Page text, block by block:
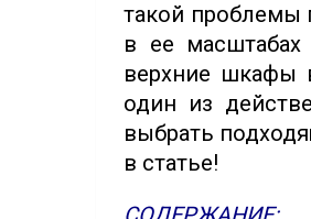
такой проблемы
в ее масштабах
верхние шкафы
один из
выбрать
в статье!